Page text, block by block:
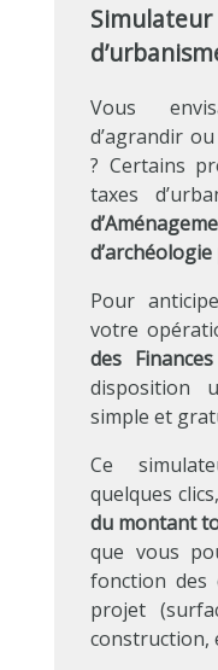
Vous
d’agrandir
? Certains
taxes
Pour
votre
des
disposition
simple et
Ce
quelques
du montant
que vous
fonction des
projet
construction,